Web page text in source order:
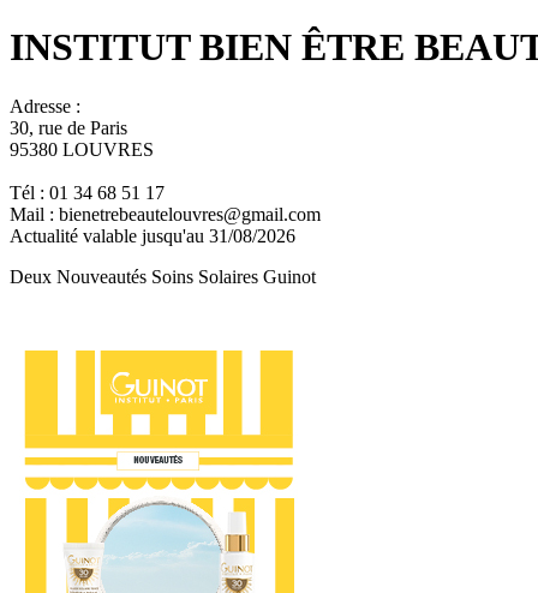
INSTITUT BIEN ÊTRE
Adresse :
30, rue de Paris
95380 LOUVRES
Tél : 01 34 68 51 17
Mail : bienetrebeautelouvres@gmail.com
Actualité valable jusqu'au 31/08/2026
Deux Nouveautés Soins Solaires Guinot